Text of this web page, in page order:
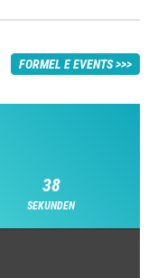
FORMEL E EVENTS
36
SEKUNDEN